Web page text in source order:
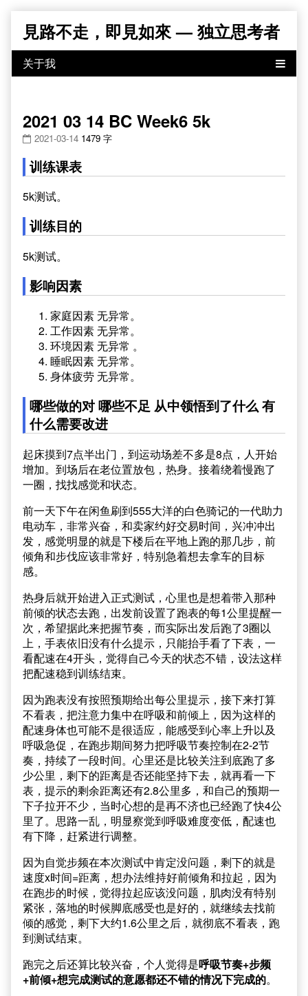
content
見路不走，即見如來 — 独立思考者
2021 03 14 BC Week6 5k
2021-03-14 1479 字
训练课表
5k测试。
训练目的
5k测试。
影响因素
家庭因素 无异常。
工作因素 无异常。
环境因素 无异常 。
睡眠因素 无异常。
身体疲劳 无异常。
哪些做的对 哪些不足 从中领悟到了什么 有
什么需要改进
起床摸到7点半出门，到运动场差不多是8点，人开始
增加。到场后在老位置放包，热身。接着绕着慢跑了
一圈，找找感觉和状态。
前一天下午在闲鱼刷到555大洋的白色骑记的一代助力
电动车，非常兴奋，和卖家约好交易时间，兴冲冲出
发，感觉明显的就是下楼后在平地上跑的那几步，前
倾角和步伐应该非常好，特别急着想去拿车的目标
感。
热身后就开始进入正式测试，心里也是想着带入那种
前倾的状态去跑，出发前设置了跑表的每1公里提醒一
次，希望据此来把握节奏，而实际出发后跑了3圈以
上，手表依旧没有什么提示，只能抬手看了下表，一
看配速在4开头，觉得自己今天的状态不错，设法这样
把配速稳到训练结束。
因为跑表没有按照预期给出每公里提示，接下来打算
不看表，把注意力集中在呼吸和前倾上，因为这样的
配速身体也可能不是很适应，能感受到心率上升以及
呼吸急促，在跑步期间努力把呼吸节奏控制在2-2节
奏，持续了一段时间。心里还是比较关注到底跑了多
少公里，剩下的距离是否还能坚持下去，就再看一下
表，提示的剩余距离还有2.8公里多，和自己的预期一
下子拉开不少，当时心想的是再不济也已经跑了快4公
里了。思路一乱，明显察觉到呼吸难度变低，配速也
有下降，赶紧进行调整。
因为自觉步频在本次测试中肯定没问题，剩下的就是
速度x时间=距离，想办法维持好前倾角和拉起，因为
在跑步的时候，觉得拉起应该没问题，肌肉没有特别
紧张，落地的时候脚底感受也是好的，就继续去找前
倾的感觉，剩下大约1.6公里之后，就彻底不看表，跑
到测试结束。
跑完之后还算比较兴奋，个人觉得是呼吸节奏+步频
+前倾+想完成测试的意愿都还不错的情况下完成的。